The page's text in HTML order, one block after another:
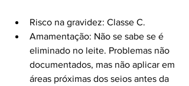
Risco na gravidez: Classe C.
Amamentação: Não se sabe se é
eliminado no leite. Problemas não
documentados, mas não aplicar em
áreas próximas dos seios antes da